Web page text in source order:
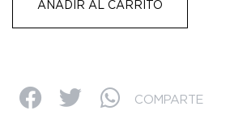
AÑADIR AL CARRITO
COMPARTE